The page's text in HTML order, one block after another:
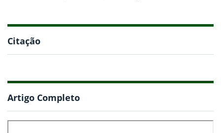
Citação
Artigo Completo